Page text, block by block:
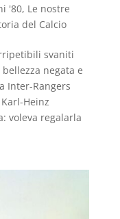
'80, Le nostre
del Calcio
svaniti
negata e
Inter-Rangers
Heinz
voleva regalarla